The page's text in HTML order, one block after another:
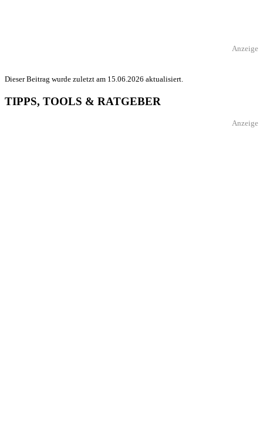
Anzeige
Dieser Beitrag wurde zuletzt am 15.06.2026 aktualisiert.
TIPPS, TOOLS & RATGEBER
Anzeige